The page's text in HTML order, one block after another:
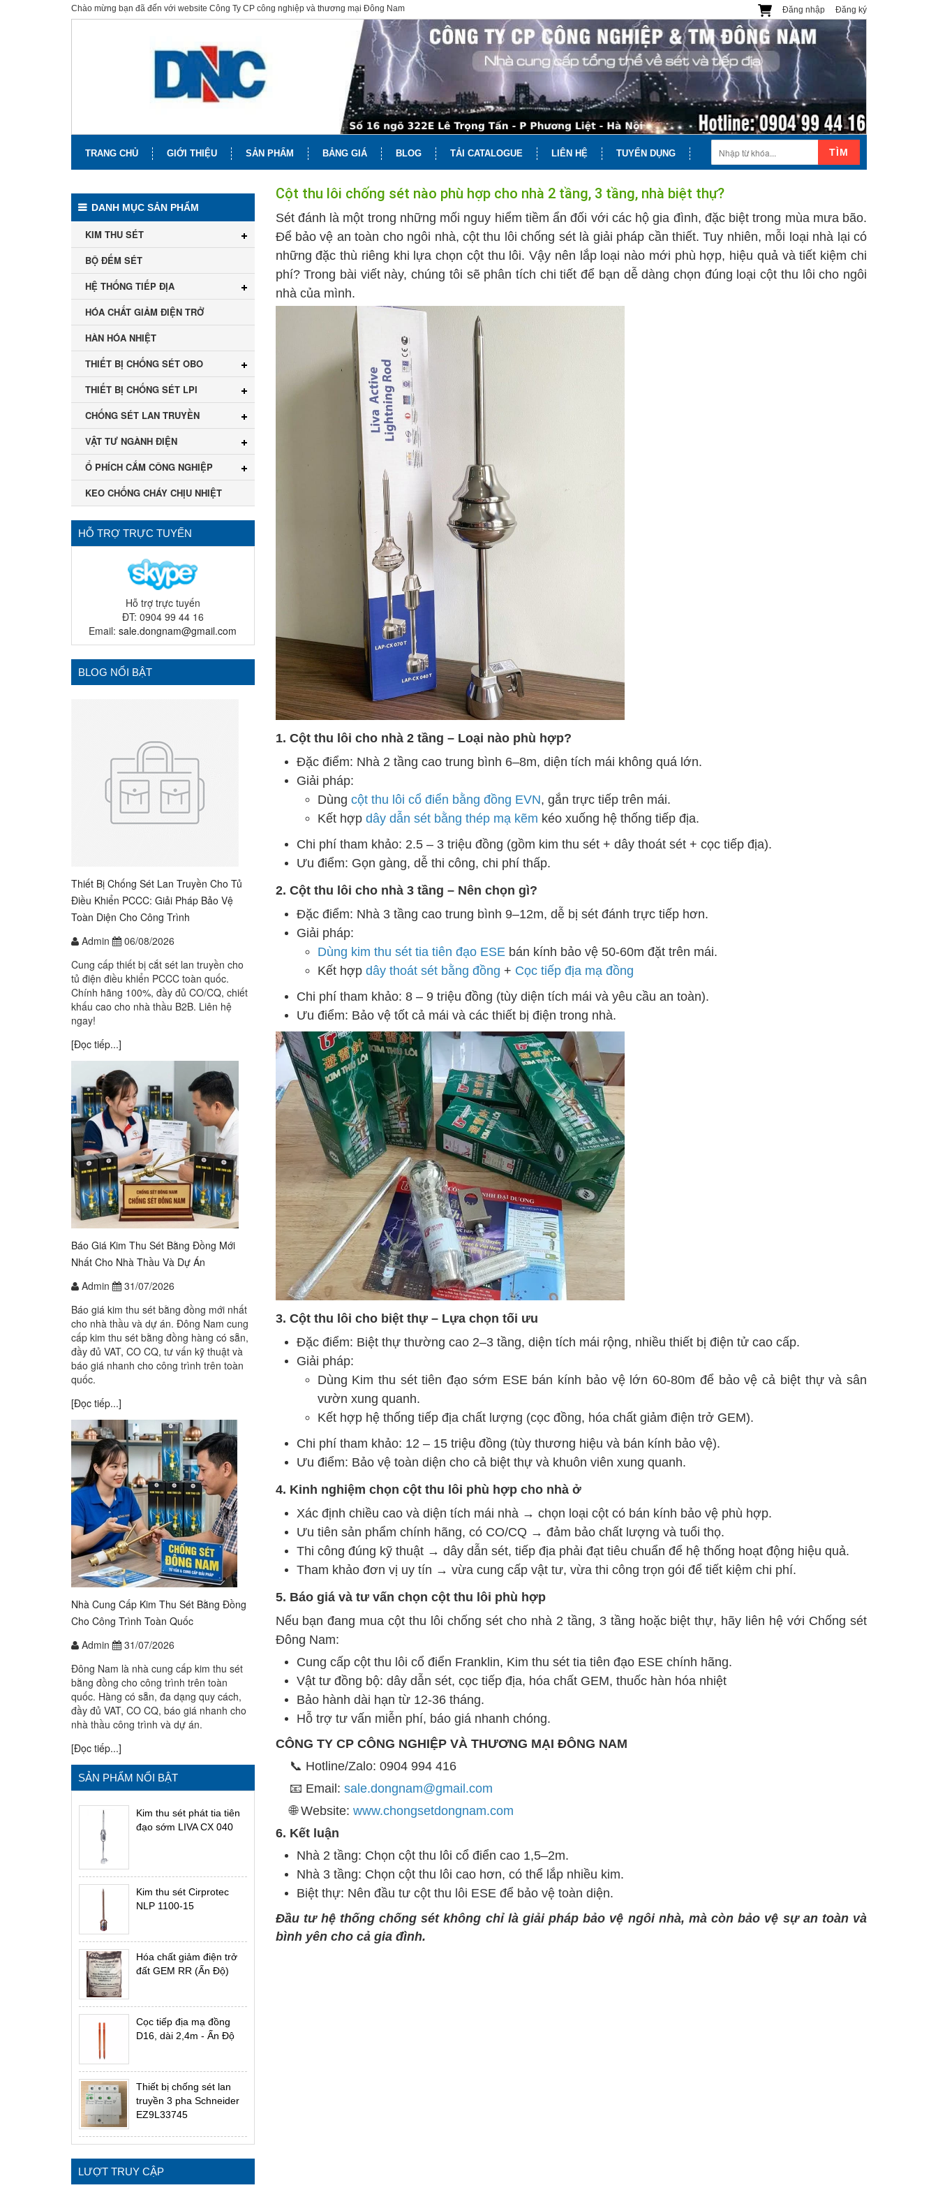
Chào mừng bạn đã đến với website Công Ty CP công nghiệp và thương mại Đông Nam Đăng ký
Đăng nhập
TRANG CHỦ GIỚI THIỆU SẢN PHẨM BẢNG GIÁ BLOG TẢI CATALOGUE LIÊN HỆ TUYỂN DỤNG TÌM
Cột thu lôi chống sét nào phù hợp cho nhà 2 tầng, 3 tầng, nhà biệt thự?
Sét đánh là một trong những mối nguy hiểm tiềm ẩn đối với các hộ gia đình, đặc biệt trong mùa mưa bão.
Để bảo vệ an toàn cho ngôi nhà, cột thu lôi chống sét là giải pháp cần thiết. Tuy nhiên, mỗi loại nhà lại có
những đặc thù riêng khi lựa chọn cột thu lôi. Vậy nên lắp loại nào mới phù hợp, hiệu quả và tiết kiệm chi
phí? Trong bài viết này, chúng tôi sẽ phân tích chi tiết để bạn dễ dàng chọn đúng loại cột thu lôi cho ngôi
nhà của mình.
1. Cột thu lôi cho nhà 2 tầng – Loại nào phù hợp?
Đặc điểm: Nhà 2 tầng cao trung bình 6–8m, diện tích mái không quá lớn.
Giải pháp:
Dùng cột thu lôi cổ điển bằng đồng EVN, gắn trực tiếp trên mái.
Kết hợp dây dẫn sét bằng thép mạ kẽm kéo xuống hệ thống tiếp địa.
Chi phí tham khảo: 2.5 – 3 triệu đồng (gồm kim thu sét + dây thoát sét + cọc tiếp địa).
Ưu điểm: Gọn gàng, dễ thi công, chi phí thấp.
2. Cột thu lôi cho nhà 3 tầng – Nên chọn gì?
Đặc điểm: Nhà 3 tầng cao trung bình 9–12m, dễ bị sét đánh trực tiếp hơn.
Giải pháp:
Dùng kim thu sét tia tiên đạo ESEbán kính bảo vệ 50-60m đặt trên mái.
Kết hợp dây thoát sét bằng đồng + Cọc tiếp địa mạ đồng
Chi phí tham khảo: 8 – 9 triệu đồng (tùy diện tích mái và yêu cầu an toàn).
Ưu điểm: Bảo vệ tốt cả mái và các thiết bị điện trong nhà.
3. Cột thu lôi cho biệt thự – Lựa chọn tối ưu
Đặc điểm: Biệt thự thường cao 2–3 tầng, diện tích mái rộng, nhiều thiết bị điện tử cao cấp.
Giải pháp:
Dùng Kim thu sét tiên đạo sớm ESE bán kính bảo vệ lớn 60-80m để bảo vệ cả biệt thự và sân
vườn xung quanh.
Kết hợp hệ thống tiếp địa chất lượng (cọc đồng, hóa chất giảm điện trở GEM).
Chi phí tham khảo: 12 – 15 triệu đồng (tùy thương hiệu và bán kính bảo vệ).
Ưu điểm: Bảo vệ toàn diện cho cả biệt thự và khuôn viên xung quanh.
4. Kinh nghiệm chọn cột thu lôi phù hợp cho nhà ở
Xác định chiều cao và diện tích mái nhà → chọn loại cột có bán kính bảo vệ phù hợp.
Ưu tiên sản phẩm chính hãng, có CO/CQ → đảm bảo chất lượng và tuổi thọ.
Thi công đúng kỹ thuật → dây dẫn sét, tiếp địa phải đạt tiêu chuẩn để hệ thống hoạt động hiệu quả.
Tham khảo đơn vị uy tín → vừa cung cấp vật tư, vừa thi công trọn gói để tiết kiệm chi phí.
5. Báo giá và tư vấn chọn cột thu lôi phù hợp
Nếu bạn đang mua cột thu lôi chống sét cho nhà 2 tầng, 3 tầng hoặc biệt thự, hãy liên hệ với Chống sét
Đông Nam:
Cung cấp cột thu lôi cổ điển Franklin, Kim thu sét tia tiên đạo ESE chính hãng.
Vật tư đồng bộ: dây dẫn sét, cọc tiếp địa, hóa chất GEM, thuốc hàn hóa nhiệt
Bảo hành dài hạn từ 12-36 tháng.
Hỗ trợ tư vấn miễn phí, báo giá nhanh chóng.
CÔNG TY CP CÔNG NGHIỆP VÀ THƯƠNG MẠI ĐÔNG NAM
📞 Hotline/Zalo: 0904 994 416
📧 Email: sale.dongnam@gmail.com
🌐 Website: www.chongsetdongnam.com
6. Kết luận
Nhà 2 tầng: Chọn cột thu lôi cổ điển cao 1,5–2m.
Nhà 3 tầng: Chọn cột thu lôi cao hơn, có thể lắp nhiều kim.
Biệt thự: Nên đầu tư cột thu lôi ESE để bảo vệ toàn diện.
Đầu tư hệ thống chống sét không chỉ là giải pháp bảo vệ ngôi nhà, mà còn bảo vệ sự an toàn và
bình yên cho cả gia đình.
DANH MỤC SẢN PHẨM
KIM THU SÉT
BỘ ĐẾM SÉT
HỆ THỐNG TIẾP ĐỊA
HÓA CHẤT GIẢM ĐIỆN TRỞ
HÀN HÓA NHIỆT
THIẾT BỊ CHỐNG SÉT OBO
THIẾT BỊ CHỐNG SÉT LPI
CHỐNG SÉT LAN TRUYỀN
VẬT TƯ NGÀNH ĐIỆN
Ổ PHÍCH CẮM CÔNG NGHIỆP
KEO CHỐNG CHÁY CHỊU NHIỆT
HỖ TRỢ TRỰC TUYẾN
Hỗ trợ trực tuyến
ĐT: 0904 99 44 16
Email:sale.dongnam@gmail.com
BLOG NỔI BẬT
Thiết Bị Chống Sét Lan Truyền Cho Tủ
Điều Khiển PCCC: Giải Pháp Bảo Vệ
Toàn Diện Cho Công Trình
Admin
06/08/2026
Cung cấp thiết bị cắt sét lan truyền cho
tủ điện điều khiển PCCC toàn quốc.
Chính hãng 100%, đầy đủ CO/CQ, chiết
khấu cao cho nhà thầu B2B. Liên hệ
ngay!
[Đọc tiếp...]
Báo Giá Kim Thu Sét Bằng Đồng Mới
Nhất Cho Nhà Thầu Và Dự Án
Admin
31/07/2026
Báo giá kim thu sét bằng đồng mới nhất
cho nhà thầu và dự án. Đông Nam cung
cấp kim thu sét bằng đồng hàng có sẵn,
đầy đủ VAT, CO CQ, tư vấn kỹ thuật và
báo giá nhanh cho công trình trên toàn
quốc.
[Đọc tiếp...]
Nhà Cung Cấp Kim Thu Sét Bằng Đồng
Cho Công Trình Toàn Quốc
Admin
31/07/2026
Đông Nam là nhà cung cấp kim thu sét
bằng đồng cho công trình trên toàn
quốc. Hàng có sẵn, đa dạng quy cách,
đầy đủ VAT, CO CQ, báo giá nhanh cho
nhà thầu công trình và dự án.
[Đọc tiếp...]
SẢN PHẨM NỔI BẬT
Kim thu sét phát tia tiên
đạo sớm LIVA CX 040
Kim thu sét Cirprotec
NLP 1100-15
Hóa chất giảm điện trở
đất GEM RR (Ấn Độ)
Cọc tiếp địa mạ đồng
D16, dài 2,4m - Ấn Độ
Thiết bị chống sét lan
truyền 3 pha Schneider
EZ9L33745
LƯỢT TRUY CẬP